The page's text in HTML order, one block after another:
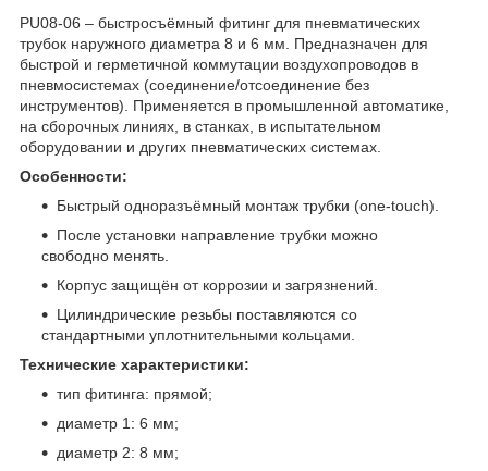
PU08-06 – быстросъёмный фитинг для пневматических
трубок наружного диаметра 8 и 6 мм. Предназначен для
быстрой и герметичной коммутации воздухопроводов в
пневмосистемах (соединение/отсоединение без
инструментов). Применяется в промышленной автоматике,
на сборочных линиях, в станках, в испытательном
оборудовании и других пневматических системах.
Особенности:
Быстрый одноразъёмный монтаж трубки (one-touch).
После установки направление трубки можно
свободно менять.
Корпус защищён от коррозии и загрязнений.
Цилиндрические резьбы поставляются со
стандартными уплотнительными кольцами.
Технические характеристики:
тип фитинга: прямой;
диаметр 1: 6 мм;
диаметр 2: 8 мм;